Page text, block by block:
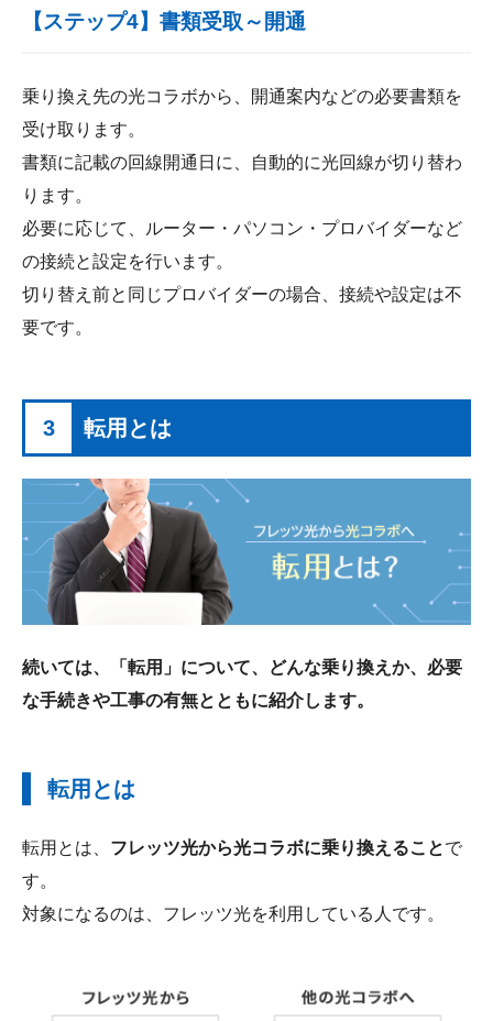
【ステップ4】書類受取～開通
乗り換え先の光コラボから、開通案内などの必要書類を
受け取ります。
書類に記載の回線開通日に、自動的に光回線が切り替わ
ります。
必要に応じて、ルーター・パソコン・プロバイダーなど
の接続と設定を行います。
切り替え前と同じプロバイダーの場合、接続や設定は不
要です。
3 転用とは
続いては、「転用」について、どんな乗り換えか、必要
な手続きや工事の有無とともに紹介します。
転用とは
転用とは、 フレッツ光から光コラボに乗り換えることで
す。
対象になるのは、フレッツ光を利用している人です。